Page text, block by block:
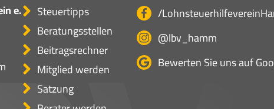
e.
Steuertipps
Beratungsstellen
Beitragsrechner
Mitglied werden
Satzung
/
@lbv_hamm
Bewerten Sie uns auf